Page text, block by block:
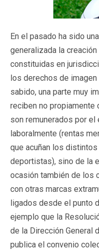
En el pasado ha sido
generalizada la
constituidas en
los derechos de
sabido, una parte muy
reciben no propiamente
son remunerados por
laboralmente (rentas
que acuñan los
deportistas), sino de la
ocasión también de los
con otras marcas
ligados desde el punto
ejemplo que la
de la Dirección General
publica el convenio